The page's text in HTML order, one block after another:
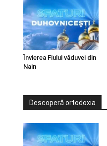
Învierea Fiului văduvei din
Nain
Descoperă ortodoxia